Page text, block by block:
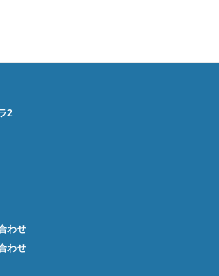
2
わせ
わせ